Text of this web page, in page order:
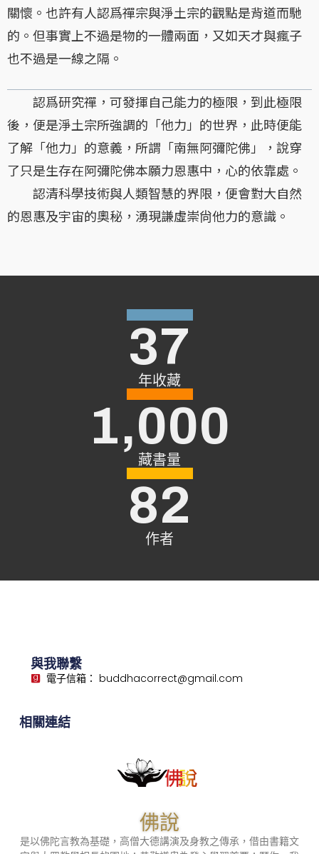
關懷。也許有人認爲禪宗與淨土宗的觀點是背道而馳
的。但事實上不過是物的一體兩面，又如天才與瘋子
也不過是一線之隔。
認爲研究禪，可發揮自己能力的極限，到此極限
後，便是淨土宗所強調的「他力」的世界，此時便能
了解「他力」的意義，所謂「南無阿彌陀佛」，說穿
了只是生存在阿彌陀佛本願力恩惠中，心的依靠處。
認清科學技術與人類智慧的界限，便會對大自然
的恩惠及宇宙的奧秘，湧現謙虛崇尙他力的意識。
年收藏
37
藏書量
1,000
作者
82
佛說
是以佛陀言教為基礎，高僧大德講演及身教之傳承，借由書籍文
與我聯繫
電子信箱： buddhacorrect@gmail.com
相關連結